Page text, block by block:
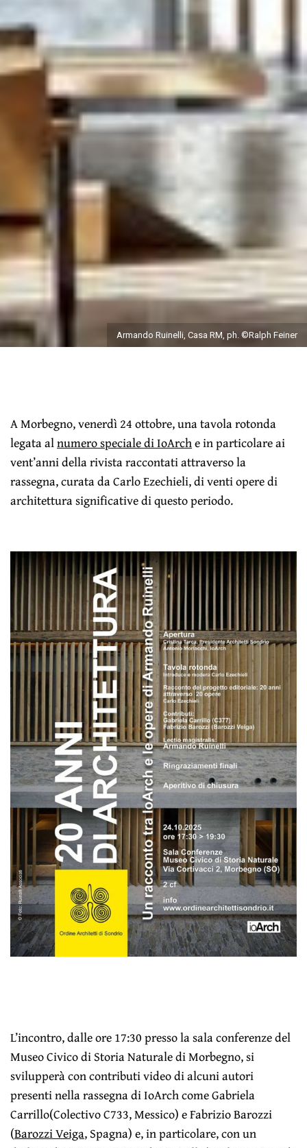
Armando Ruinelli, Casa RM, ph. ©Ralph Feiner
A Morbegno, venerdì 24 ottobre, una tavola rotonda
legata alnumero speciale di IoArche in particolare ai
vent’anni della rivista raccontati attraverso la
rassegna, curata da Carlo Ezechieli, di venti opere di
architettura significative di questo periodo.
L’incontro, dalle ore 17:30 presso la sala conferenze del
Museo Civico di Storia Naturale di Morbegno, si
svilupperà con contributi video di alcuni autori
presenti nella rassegna di IoArch come Gabriela
Carrillo(Colectivo C733, Messico) e Fabrizio Barozzi
(Barozzi Veiga, Spagna) e, in particolare, con un